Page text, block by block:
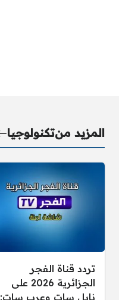
المزيد منتكنولوجيا
تردد قناة الفجر
الجزائرية 2026 على
نايل سات وعرب سات: